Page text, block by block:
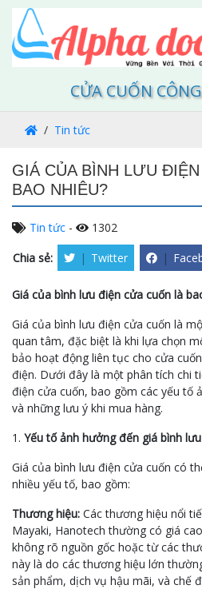
CỬA CUỐN
Tin tức
GIÁ CỦA BÌNH LƯU
BAO NHIÊU?
Tin tức -
1302
Chia sẻ:
| Twitter |
Giá của bình lưu điện cửa cuốn là
Giá của bình lưu điện cửa cuốn là
quan tâm, đặc biệt là khi lựa chọn
bảo hoạt động liên tục cho cửa
điện. Dưới đây là một phân tích chi
điện cửa cuốn, bao gồm các yếu tố
và những lưu ý khi mua hàng.
1. Yếu tố ảnh hưởng đến giá bình
Giá của bình lưu điện cửa cuốn có
nhiều yếu tố, bao gồm:
Thương hiệu: Các thương hiệu nổi
Mayaki, Hanotech thường có giá
không rõ nguồn gốc hoặc từ các
này là do các thương hiệu lớn
sản phẩm, dịch vụ hậu mãi, và chế